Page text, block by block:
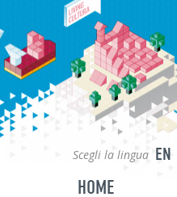
Scegli la lingua EN
HOME